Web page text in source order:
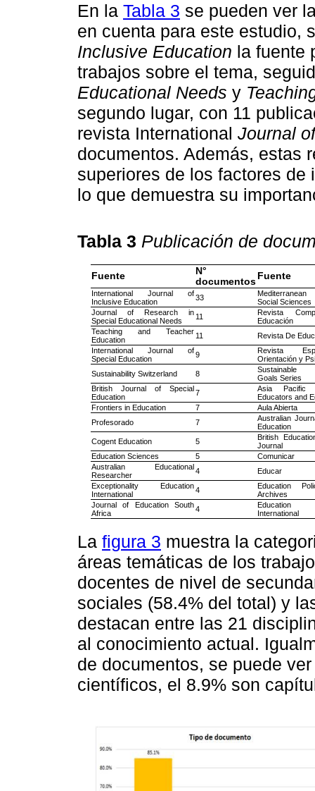
En la Tabla 3 se pueden ver
en cuenta para este estudio,
Inclusive Education la fuente
trabajos sobre el tema,
Educational Needs y
segundo lugar, con 11
revista International Journal
documentos. Además, estas
superiores de los factores
lo que demuestra su
Tabla 3 Publicación de
Fuente
N°
documentos
Fuente
International Journal of
Inclusive Education
33
Social Sciences
Journal of Research in
Special Educational Needs
11
Revista
Educación
Teaching and Teacher
Education
11
Revista De
International Journal of
Special Education
9
Revista
Orientación y
Sustainability Switzerland
8
Sustainable
Goals Series
British Journal of Special
Education
7
Asia Pacific
Educators and
Frontiers in Education
7
Aula Abierta
Profesorado
7
Australian
Education
Cogent Education
5
British
Journal
Education Sciences
5
Comunicar
Australian Educational
Researcher
4
Educar
Exceptionality Education
International
4
Education
Archives
Journal of Education South
Africa
4
Education
International
La figura 3 muestra la
áreas temáticas de los
docentes de nivel de
sociales (58.4% del total) y
destacan entre las 21
al conocimiento actual.
de documentos, se puede
científicos, el 8.9% son